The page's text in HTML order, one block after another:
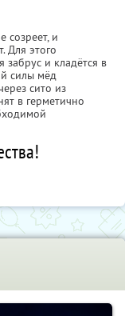
созреет, и
Для этого
забрус и кладётся в
силы мёд
сито из
в герметично